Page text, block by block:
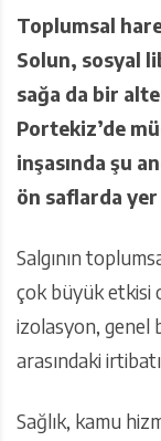
Toplumsal
Solun, sosyal
sağa da bir
Portekiz’de
inşasında şu
ön saflarda yer
Salgının
çok büyük etkisi
izolasyon, genel
arasındaki
Sağlık, kamu